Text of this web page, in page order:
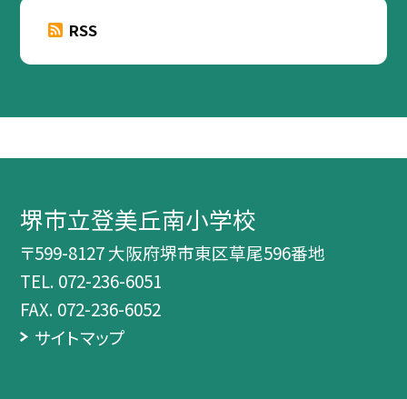
RSS
堺市立登美丘南小学校
〒599-8127 大阪府堺市東区草尾596番地
TEL. 072-236-6051
FAX. 072-236-6052
サイトマップ